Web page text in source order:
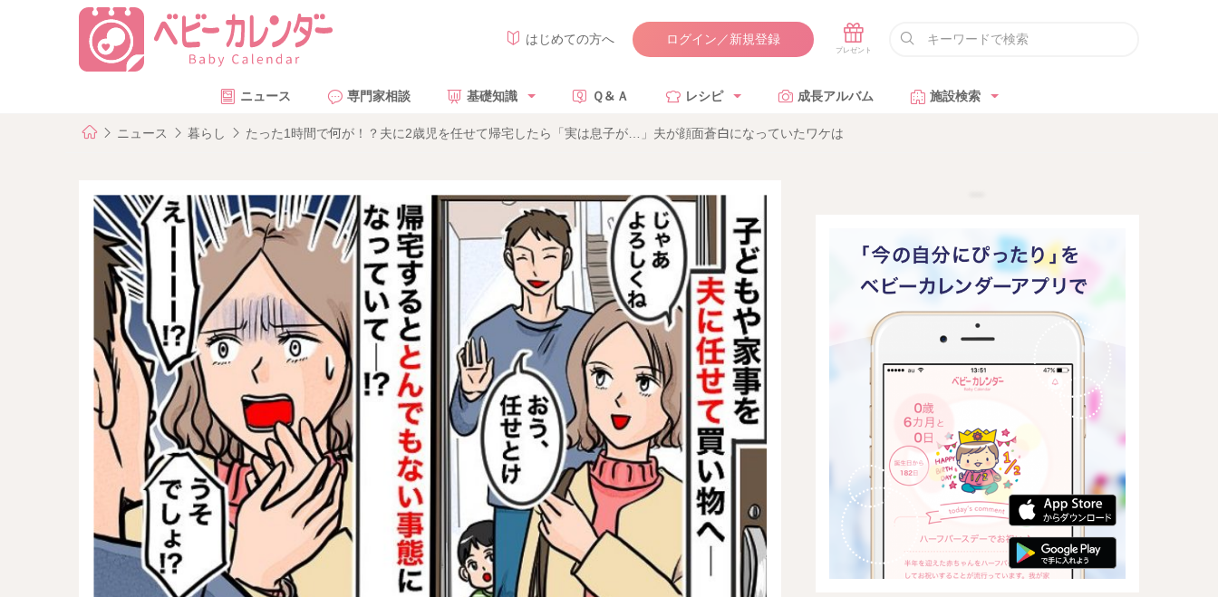
はじめての方へ ログイン／新規登録
ニュース 専門家相談 基礎知識 Ｑ＆Ａ レシピ 成長アルバム 施設検索
ニュース 暮らし たった1時間で何が！？夫に2歳児を任せて帰宅したら「実は息子が…」夫が顔面蒼白になっていたワケは